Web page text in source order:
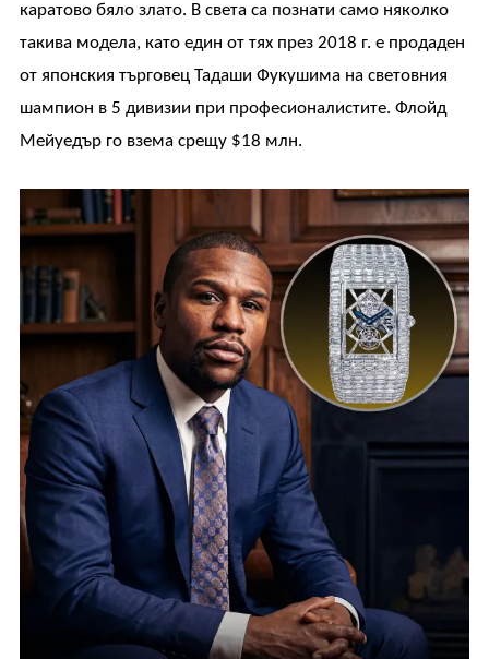
каратово бяло злато. В света са познати само няколко
такива модела, като един от тях през 2018 г. е продаден
от японския търговец Тадаши Фукушима на световния
шампион в 5 дивизии при професионалистите. Флойд
Мейуедър го взема срещу $18 млн.